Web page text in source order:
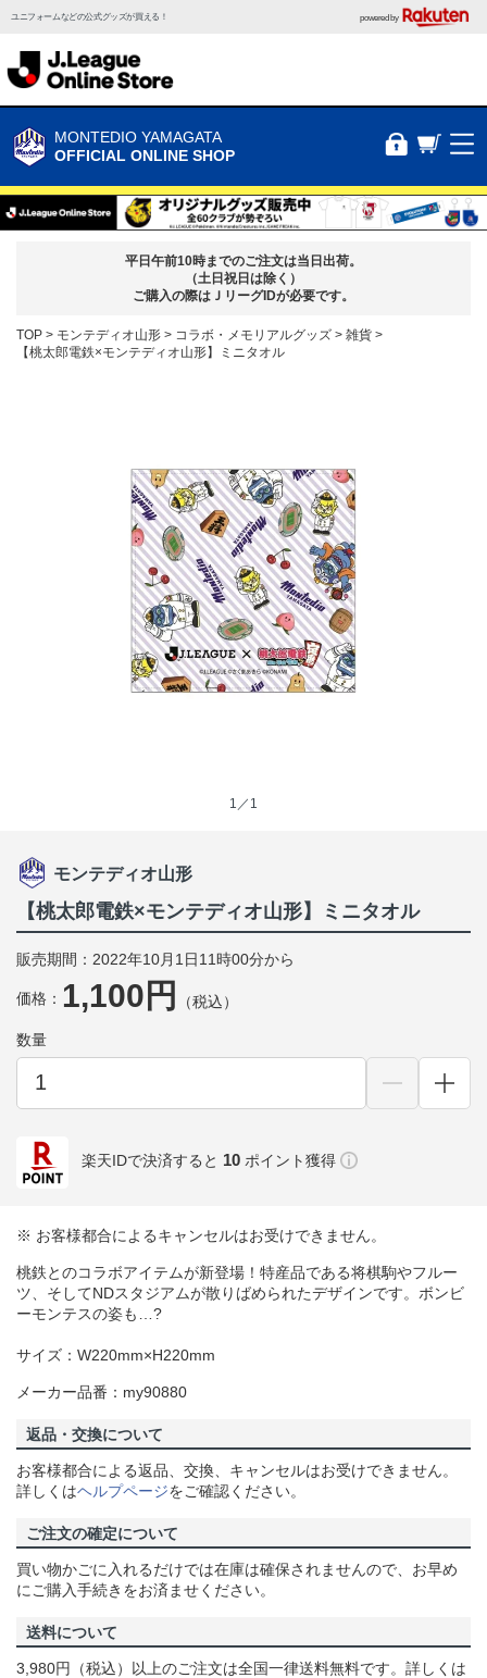
ユニフォームなどの公式グッズが買える！ powered by
MONTEDIO YAMAGATA
OFFICIAL ONLINE SHOP
平日午前10時までのご注文は当日出荷。
（土日祝日は除く）
ご購入の際はＪリーグIDが必要です。
TOP モンテディオ山形 コラボ・メモリアルグッズ
雑貨
【桃太郎電鉄×モンテディオ山形】ミニタオル
1／1
モンテディオ山形
【桃太郎電鉄×モンテディオ山形】ミニタオル
販売期間：2022年10月1日11時00分から
価格： 1,100円 （税込）
数量
楽天IDで決済すると 10 ポイント獲得
※ お客様都合によるキャンセルはお受けできません。
桃鉄とのコラボアイテムが新登場！特産品である将棋駒やフルー
ツ、そしてNDスタジアムが散りばめられたデザインです。ボンビ
ーモンテスの姿も…?
サイズ：W220mm×H220mm
メーカー品番：my90880
返品・交換について
お客様都合による返品、交換、キャンセルはお受けできません。
詳しくはヘルプページをご確認ください。
ご注文の確定について
買い物かごに入れるだけでは在庫は確保されませんので、お早め
にご購入手続きをお済ませください。
送料について
3,980円（税込）以上のご注文は全国一律送料無料です。詳しくは